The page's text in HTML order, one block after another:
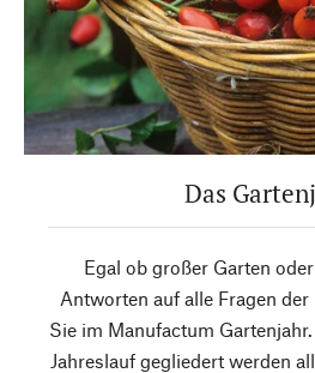
Das
Egal ob großer Garten
Antworten auf alle Fragen
Sie im Manufactum
Jahreslauf gegliedert werden